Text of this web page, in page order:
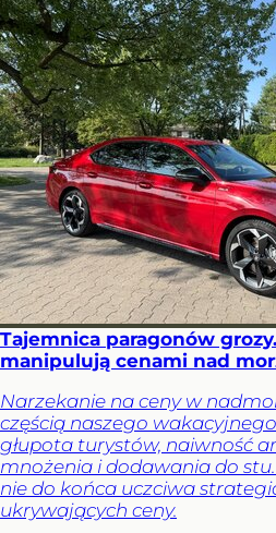
Tajemnica paragonów
manipulują cenami nad
Narzekanie na ceny w
częścią naszego
głupota turystów, naiwność
mnożenia i dodawania do
nie do końca uczciwa
ukrywających ceny.